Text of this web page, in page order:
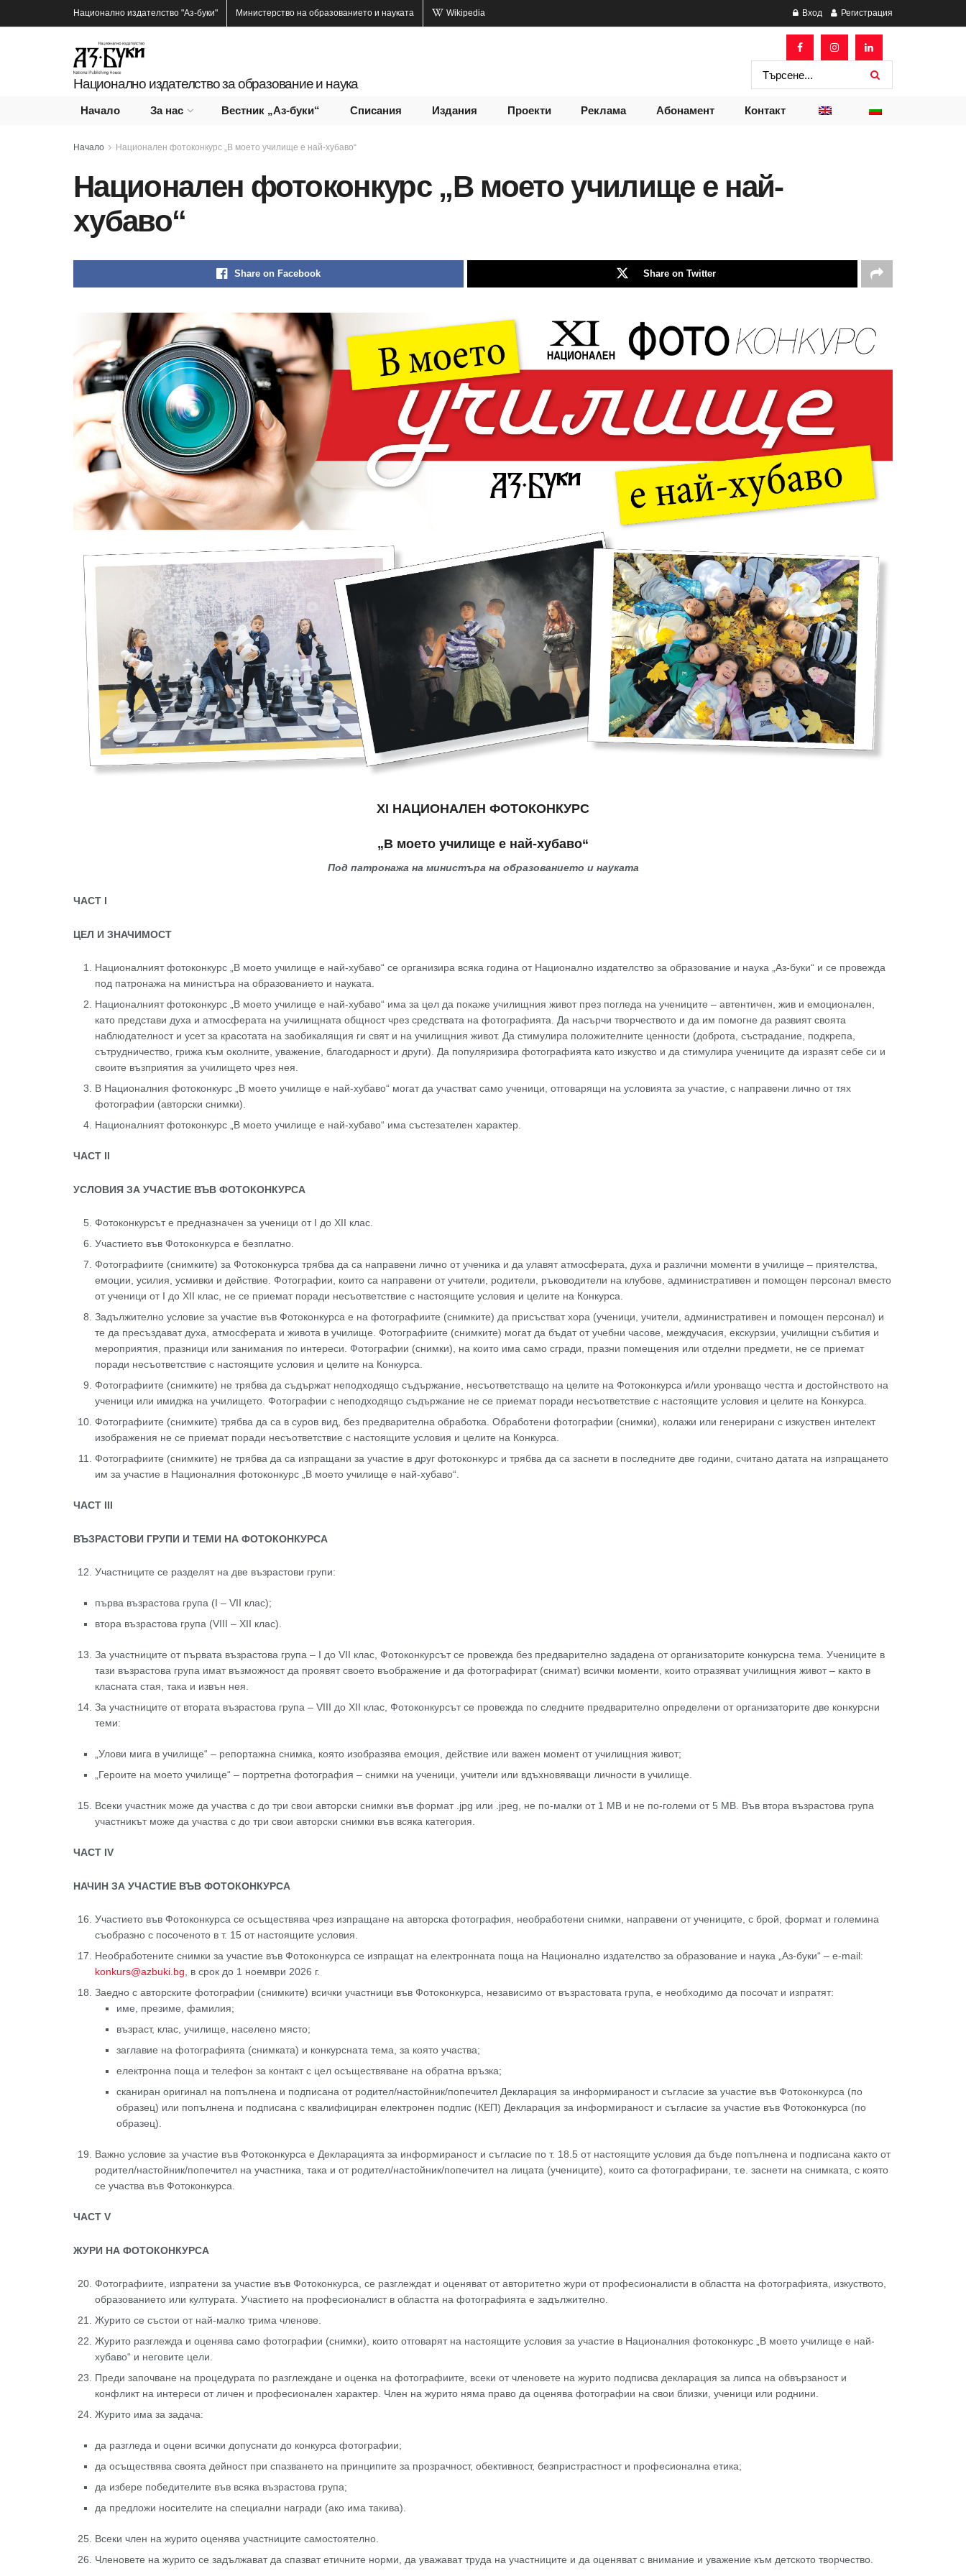
Национално издателство "Аз-буки" Министерство на образованието и науката Wikipedia Вход Регистрация
Национално издателство за образование и наука
Начало За нас Вестник „Аз-буки“ Списания Издания Проекти Реклама Абонамент Контакт
Начало Национален фотоконкурс „В моето училище е най-хубаво“
Национален фотоконкурс „В моето училище е най-
хубаво“
Share on Facebook Share on Twitter
XI НАЦИОНАЛЕН ФОТОКОНКУРС
„В моето училище е най-хубаво“
Под патронажа на министъра на образованието и науката
ЧАСТ I
ЦЕЛ И ЗНАЧИМОСТ
Националният фотоконкурс „В моето училище е най-хубаво“ се организира всяка година от Национално издателство за образование и наука „Аз-буки“ и се провежда
под патронажа на министъра на образованието и науката.
Националният фотоконкурс „В моето училище е най-хубаво“ има за цел да покаже училищния живот през погледа на учениците – автентичен, жив и емоционален,
като представи духа и атмосферата на училищната общност чрез средствата на фотографията. Да насърчи творчеството и да им помогне да развият своята
наблюдателност и усет за красотата на заобикалящия ги свят и на училищния живот. Да стимулира положителните ценности (доброта, състрадание, подкрепа,
сътрудничество, грижа към околните, уважение, благодарност и други). Да популяризира фотографията като изкуство и да стимулира учениците да изразят себе си и
своите възприятия за училището чрез нея.
В Националния фотоконкурс „В моето училище е най-хубаво“ могат да участват само ученици, отговарящи на условията за участие, с направени лично от тях
фотографии (авторски снимки).
Националният фотоконкурс „В моето училище е най-хубаво“ има състезателен характер.
ЧАСТ II
УСЛОВИЯ ЗА УЧАСТИЕ ВЪВ ФОТОКОНКУРСА
Фотоконкурсът е предназначен за ученици от І до XII клас.
Участието във Фотоконкурса е безплатно.
Фотографиите (снимките) за Фотоконкурса трябва да са направени лично от ученика и да улавят атмосферата, духа и различни моменти в училище – приятелства,
емоции, усилия, усмивки и действие. Фотографии, които са направени от учители, родители, ръководители на клубове, административен и помощен персонал вместо
от ученици от І до XII клас, не се приемат поради несъответствие с настоящите условия и целите на Конкурса.
Задължително условие за участие във Фотоконкурса е на фотографиите (снимките) да присъстват хора (ученици, учители, административен и помощен персонал) и
те да пресъздават духа, атмосферата и живота в училище. Фотографиите (снимките) могат да бъдат от учебни часове, междучасия, екскурзии, училищни събития и
мероприятия, празници или занимания по интереси. Фотографии (снимки), на които има само сгради, празни помещения или отделни предмети, не се приемат
поради несъответствие с настоящите условия и целите на Конкурса.
Фотографиите (снимките) не трябва да съдържат неподходящо съдържание, несъответстващо на целите на Фотоконкурса и/или уронващо честта и достойнството на
ученици или имиджа на училището. Фотографии с неподходящо съдържание не се приемат поради несъответствие с настоящите условия и целите на Конкурса.
Фотографиите (снимките) трябва да са в суров вид, без предварителна обработка. Обработени фотографии (снимки), колажи или генерирани с изкуствен интелект
изображения не се приемат поради несъответствие с настоящите условия и целите на Конкурса.
Фотографиите (снимките) не трябва да са изпращани за участие в друг фотоконкурс и трябва да са заснети в последните две години, считано датата на изпращането
им за участие в Националния фотоконкурс „В моето училище е най-хубаво“.
ЧАСТ III
ВЪЗРАСТОВИ ГРУПИ И ТЕМИ НА ФОТОКОНКУРСА
Участниците се разделят на две възрастови групи:
първа възрастова група (I – VII клас);
втора възрастова група (VIII – XII клас).
За участниците от първата възрастова група – I до VII клас, Фотоконкурсът се провежда без предварително зададена от организаторите конкурсна тема. Учениците в
тази възрастова група имат възможност да проявят своето въображение и да фотографират (снимат) всички моменти, които отразяват училищния живот – както в
класната стая, така и извън нея.
За участниците от втората възрастова група – VIII до XII клас, Фотоконкурсът се провежда по следните предварително определени от организаторите две конкурсни
теми:
„Улови мига в училище“ – репортажна снимка, която изобразява емоция, действие или важен момент от училищния живот;
„Героите на моето училище“ – портретна фотография – снимки на ученици, учители или вдъхновяващи личности в училище.
Всеки участник може да участва с до три свои авторски снимки във формат .jpg или .jpeg, не по-малки от 1 МВ и не по-големи от 5 МВ. Във втора възрастова група
участникът може да участва с до три свои авторски снимки във всяка категория.
ЧАСТ IV
НАЧИН ЗА УЧАСТИЕ ВЪВ ФОТОКОНКУРСА
Участието във Фотоконкурса се осъществява чрез изпращане на авторска фотография, необработени снимки, направени от учениците, с брой, формат и големина
съобразно с посоченото в т. 15 от настоящите условия.
Необработените снимки за участие във Фотоконкурса се изпращат на електронната поща на Национално издателство за образование и наука „Аз-буки“ – e-mail:
konkurs@azbuki.bg , в срок до 1 ноември 2026 г.
Заедно с авторските фотографии (снимките) всички участници във Фотоконкурса, независимо от възрастовата група, е необходимо да посочат и изпратят:
име, презиме, фамилия;
възраст, клас, училище, населено място;
заглавие на фотографията (снимката) и конкурсната тема, за която участва;
електронна поща и телефон за контакт с цел осъществяване на обратна връзка;
сканиран оригинал на попълнена и подписана от родител/настойник/попечител Декларация за информираност и съгласие за участие във Фотоконкурса (по
образец) или попълнена и подписана с квалифициран електронен подпис (КЕП) Декларация за информираност и съгласие за участие във Фотоконкурса (по
образец).
Важно условие за участие във Фотоконкурса е Декларацията за информираност и съгласие по т. 18.5 от настоящите условия да бъде попълнена и подписана както от
родител/настойник/попечител на участника, така и от родител/настойник/попечител на лицата (учениците), които са фотографирани, т.е. заснети на снимката, с която
се участва във Фотоконкурса.
ЧАСТ V
ЖУРИ НА ФОТОКОНКУРСА
Фотографиите, изпратени за участие във Фотоконкурса, се разглеждат и оценяват от авторитетно жури от професионалисти в областта на фотографията, изкуството,
образованието или културата. Участието на професионалист в областта на фотографията е задължително.
Журито се състои от най-малко трима членове.
Журито разглежда и оценява само фотографии (снимки), които отговарят на настоящите условия за участие в Националния фотоконкурс „В моето училище е най-
хубаво“ и неговите цели.
Преди започване на процедурата по разглеждане и оценка на фотографиите, всеки от членовете на журито подписва декларация за липса на обвързаност и
конфликт на интереси от личен и професионален характер. Член на журито няма право да оценява фотографии на свои близки, ученици или роднини.
Журито има за задача:
да разгледа и оцени всички допуснати до конкурса фотографии;
да осъществява своята дейност при спазването на принципите за прозрачност, обективност, безпристрастност и професионална етика;
да избере победителите във всяка възрастова група;
да предложи носителите на специални награди (ако има такива).
Всеки член на журито оценява участниците самостоятелно.
Членовете на журито се задължават да спазват етичните норми, да уважават труда на участниците и да оценяват с внимание и уважение към детското творчество.